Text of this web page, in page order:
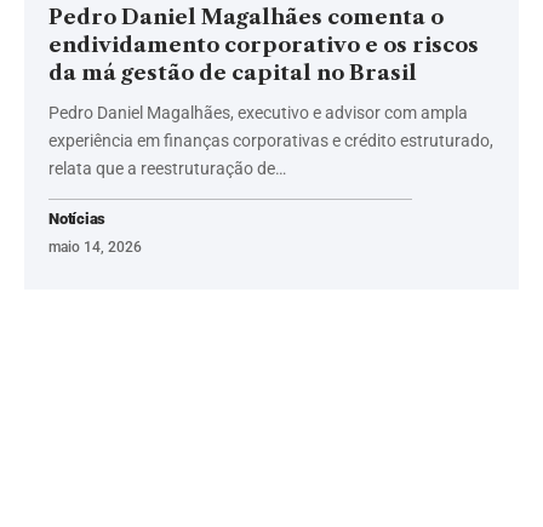
Pedro Daniel Magalhães comenta o
endividamento corporativo e os riscos
da má gestão de capital no Brasil
Pedro Daniel Magalhães, executivo e advisor com ampla
experiência em finanças corporativas e crédito estruturado,
relata que a reestruturação de…
Notícias
maio 14, 2026